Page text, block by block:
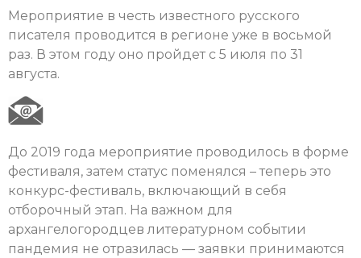
Мероприятие в честь известного русского
писателя проводится в регионе уже в восьмой
раз. В этом году оно пройдет с 5 июля по 31
августа.
До 2019 года мероприятие проводилось в форме
фестиваля, затем статус поменялся – теперь это
конкурс-фестиваль, включающий в себя
отборочный этап. На важном для
архангелогородцев литературном событии
пандемия не отразилась — заявки принимаются